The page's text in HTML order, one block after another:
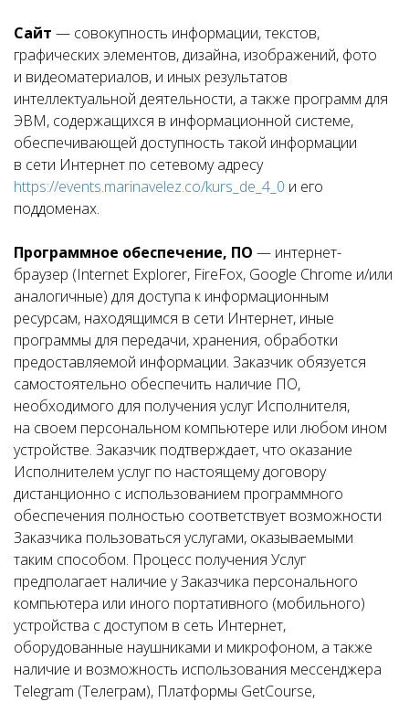
Сайт — совокупность информации, текстов,
графических элементов, дизайна, изображений, фото
и видеоматериалов, и иных результатов
интеллектуальной деятельности, а также программ для
ЭВМ, содержащихся в информационной системе,
обеспечивающей доступность такой информации
в сети Интернет по сетевому адресу
https://events.marinavelez.co/kurs_de_4_0 и его
поддоменах.
Программное обеспечение, ПО — интернет-
браузер (Internet Explorer, FireFox, Google Chrome и/или
аналогичные) для доступа к информационным
ресурсам, находящимся в сети Интернет, иные
программы для передачи, хранения, обработки
предоставляемой информации. Заказчик обязуется
самостоятельно обеспечить наличие ПО,
необходимого для получения услуг Исполнителя,
на своем персональном компьютере или любом ином
устройстве. Заказчик подтверждает, что оказание
Исполнителем услуг по настоящему договору
дистанционно с использованием программного
обеспечения полностью соответствует возможности
Заказчика пользоваться услугами, оказываемыми
таким способом. Процесс получения Услуг
предполагает наличие у Заказчика персонального
компьютера или иного портативного (мобильного)
устройства с доступом в сеть Интернет,
оборудованные наушниками и микрофоном, а также
наличие и возможность использования мессенджера
Telegram (Телеграм), Платформы GetCourse,